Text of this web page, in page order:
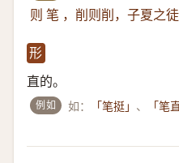
则 笔 ，削则削，子夏之
形
直的。
例如 如： 「笔挺」 、 「笔